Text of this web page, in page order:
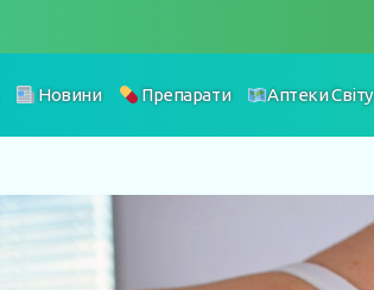
Новини Препарати Аптеки Світу